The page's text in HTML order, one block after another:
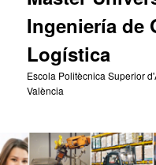
Ingeniería de
Logística
Escola Politècnica Superior
València